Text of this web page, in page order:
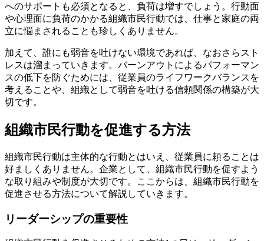
へのサポートも必須となると、負荷は増すでしょう。行動面
や心理面に負荷のかかる組織市民行動では、仕事と家庭の両
立に悩まされることも珍しくありません。
加えて、誰にも弱音を吐けない環境であれば、なおさらスト
レスは溜まっていきます。バーンアウトによるパフォーマン
スの低下を防ぐためには、従業員のライフワークバランスを
考えることや、組織として弱音を吐ける信頼関係の構築が大
切です。
組織市民行動を促進する方法
組織市民行動は主体的な行動とはいえ、従業員に頼ることは
好ましくありません。企業として、組織市民行動を促すよう
な取り組みや制度が大切です。ここからは、組織市民行動を
促進させる方法について解説していきます。
リーダーシップの重要性